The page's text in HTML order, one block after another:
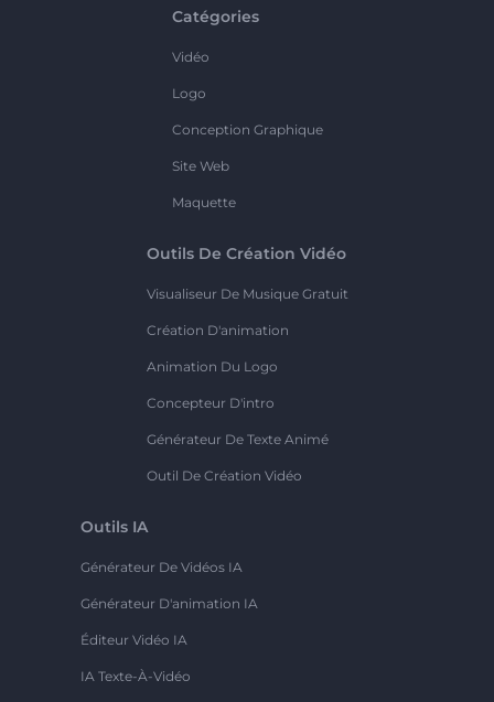
Catégories
Vidéo
Logo
Conception Graphique
Site Web
Maquette
Outils De Création Vidéo
Visualiseur De Musique Gratuit
Création D'animation
Animation Du Logo
Concepteur D'intro
Générateur De Texte Animé
Outil De Création Vidéo
Outils IA
Générateur De Vidéos IA
Générateur D'animation IA
Éditeur Vidéo IA
IA Texte-À-Vidéo